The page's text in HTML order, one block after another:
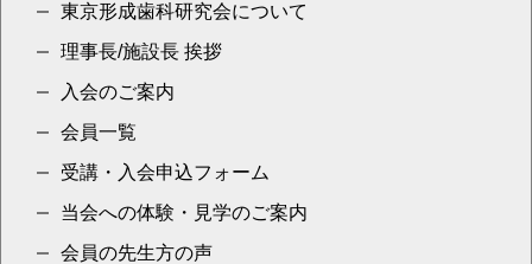
東京形成歯科研究会について
理事長/施設長 挨拶
入会のご案内
会員一覧
受講・入会申込フォーム
当会への体験・見学のご案内
会員の先生方の声